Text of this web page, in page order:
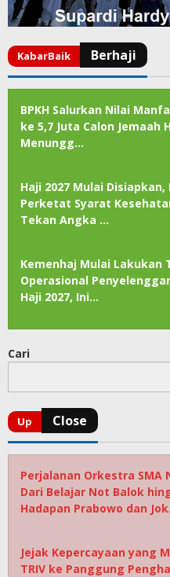
BPKH Salurkan Nilai
ke 5,7 Juta Calon Jemaah
Menungg…
Haji 2027 Mulai Disiapkan,
Perketat Syarat
Tekan Angka …
Kemenhaj Mulai Lakukan
Operasional
Haji 2027, Ini…
Cari
Perjalanan Orkestra SMA
Dari Belajar Not Balok
Hadapan Prabowo dan
Jejak Kepercayaan yang
TRIV ke Panggung